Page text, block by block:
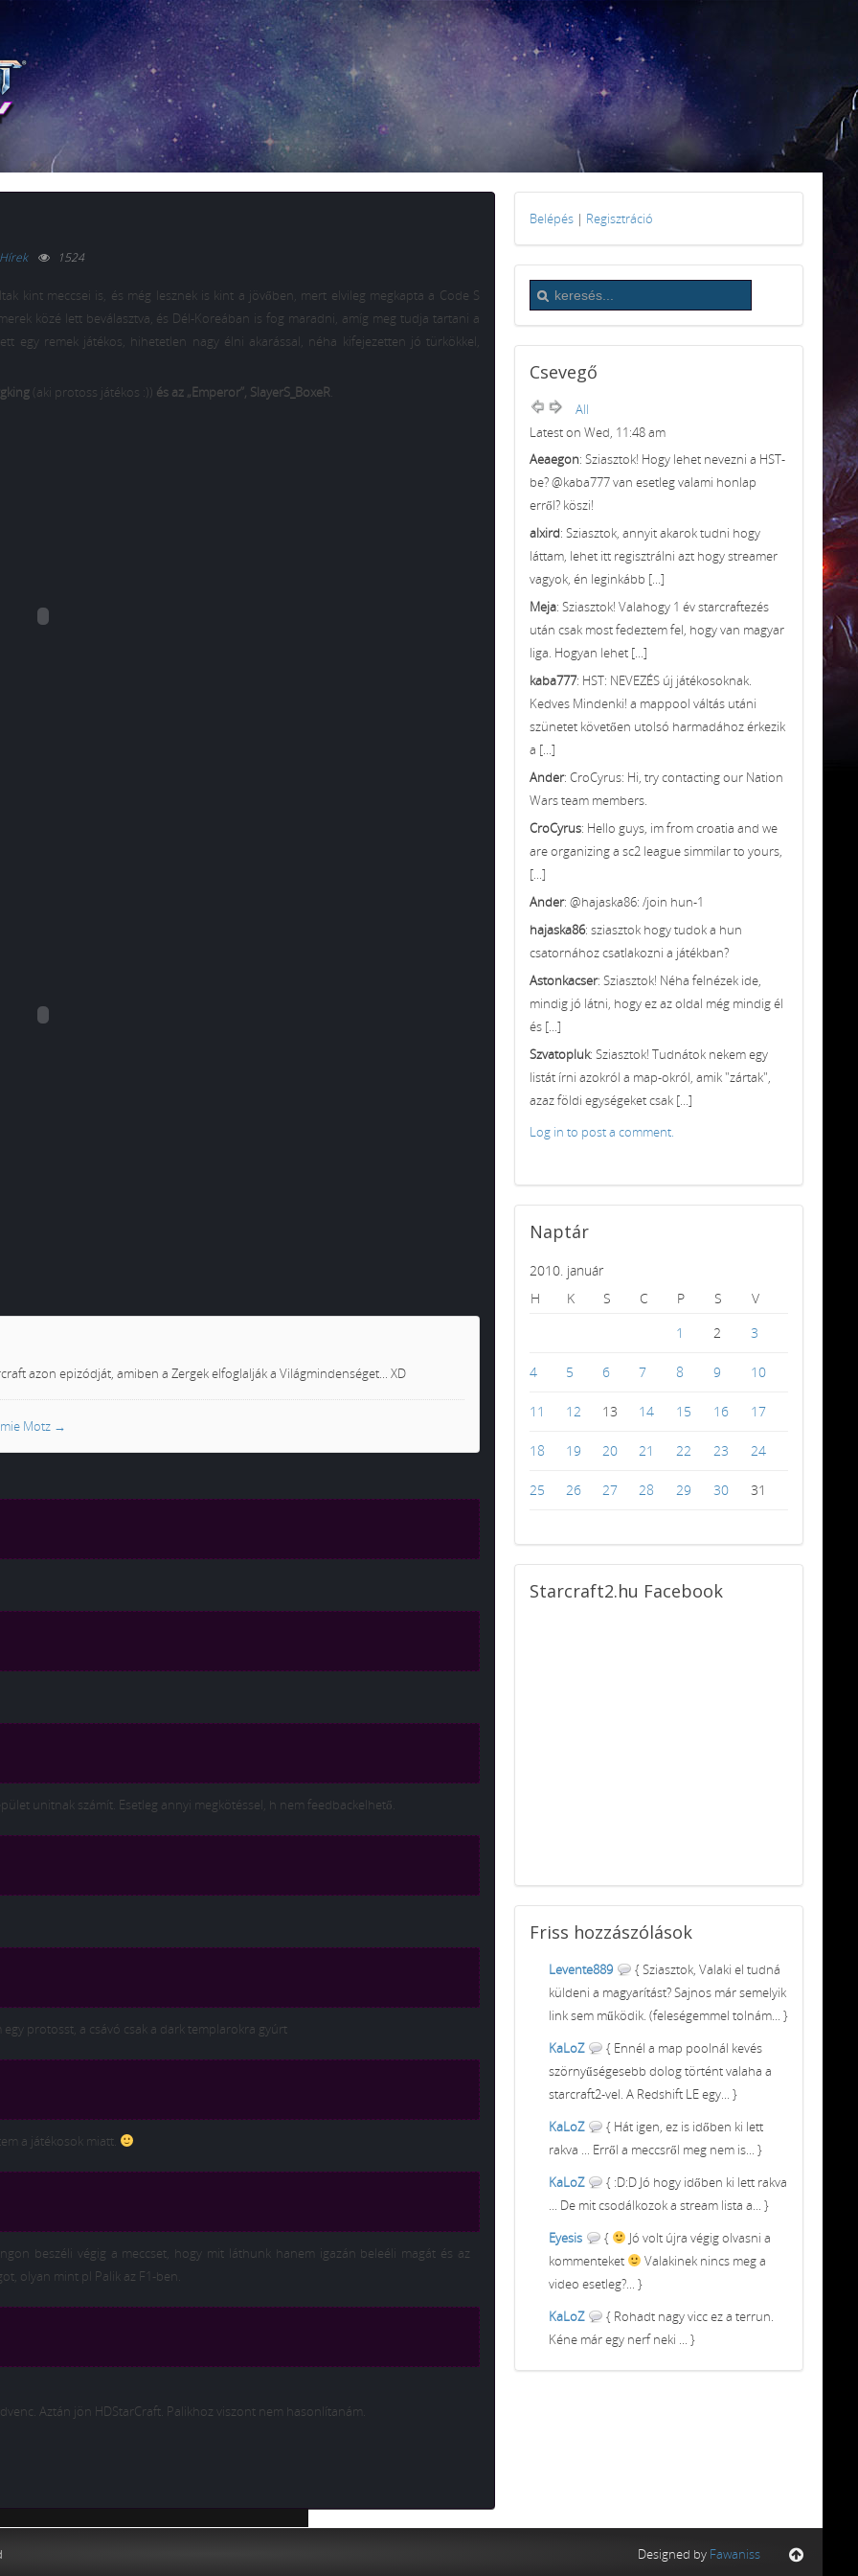
Hírek 1524
kint meccsei is, és még lesznek is kint a jövőben, mert elvileg megkapta a Code S
közé lett beválasztva, és Dél-Koreában is fog maradni, amíg meg tudja tartani a
egy remek játékos, hihetetlen nagy élni akarással, néha kifejezetten jó türkökkel,
(aki protoss játékos :)) és az „Emperor”, SlayerS_BoxeR.
azon epizódját, amiben a Zergek elfoglalják a Világmindenséget... XD
Motz →
unitnak számít. Esetleg annyi megkötéssel, h nem feedbackelhető.
protosst, a csávó csak a dark templarokra gyúrt
a játékosok miatt.
beszéli végig a meccset, hogy mit láthunk hanem igazán beleéli magát és az
olyan mint pl Palik az F1-ben.
Aztán jön HDStarCraft. Palikhoz viszont nem hasonlítanám.
Belépés | Regisztráció
Csevegő
All
Latest on Wed, 11:48 am
Aeaegon: Sziasztok! Hogy lehet nevezni a HST-
be? @kaba777 van esetleg valami honlap
erről? köszi!
alxird: Sziasztok, annyit akarok tudni hogy
láttam, lehet itt regisztrálni azt hogy streamer
vagyok, én leginkább [...]
Meja: Sziasztok! Valahogy 1 év starcraftezés
után csak most fedeztem fel, hogy van magyar
liga. Hogyan lehet [...]
kaba777: HST: NEVEZÉS új játékosoknak.
Kedves Mindenki! a mappool váltás utáni
szünetet követően utolsó harmadához érkezik
a [...]
Ander: CroCyrus: Hi, try contacting our Nation
Wars team members.
CroCyrus: Hello guys, im from croatia and we
are organizing a sc2 league simmilar to yours,
[...]
Ander: @hajaska86: /join hun-1
hajaska86: sziasztok hogy tudok a hun
csatornához csatlakozni a játékban?
Astonkacser: Sziasztok! Néha felnézek ide,
mindig jó látni, hogy ez az oldal még mindig él
és [...]
Szvatopluk: Sziasztok! Tudnátok nekem egy
listát írni azokról a map-okról, amik "zártak",
azaz földi egységeket csak [...]
Log in to post a comment.
Naptár
2010. január
H
K S C P S
V
1
2 3
4 5 6 7 8 9 10
11 12 13 14 15 16 17
18 19 20 21 22 23 24
25 26 27 28 29 30 31
Starcraft2.hu Facebook
Friss hozzászólások
Levente889
{ Sziasztok, Valaki el tudná
küldeni a magyarítást? Sajnos már semelyik
link sem működik. (feleségemmel tolnám... }
KaLoZ
{ Ennél a map poolnál kevés
szörnyűségesebb dolog történt valaha a
starcraft2-vel. A Redshift LE egy... }
KaLoZ
{ Hát igen, ez is időben ki lett
rakva ... Erről a meccsről meg nem is... }
KaLoZ
{ :D:D Jó hogy időben ki lett rakva
... De mit csodálkozok a stream lista a... }
Eyesis
{
Jó volt újra végig olvasni a
kommenteket
Valakinek nincs meg a
video esetleg?... }
KaLoZ
{ Rohadt nagy vicc ez a terrun.
Kéne már egy nerf neki ... }
Designed by Fawaniss